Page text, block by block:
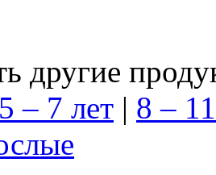
другие
5 – 7 лет | 8 –